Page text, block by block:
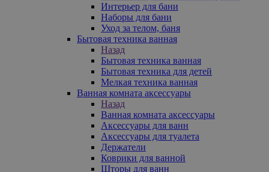
Интерьер для бани
Наборы для бани
Уход за телом, баня
Бытовая техника ванная
Назад
Бытовая техника ванная
Бытовая техника для детей
Мелкая техника ванная
Ванная комната аксессуары
Назад
Ванная комната аксессуары
Аксессуары для ванн
Аксессуары для туалета
Держатели
Коврики для ванной
Шторы для ванн